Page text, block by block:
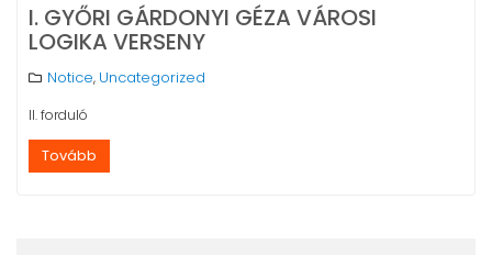
I. GYŐRI GÁRDONYI GÉZA VÁROSI
LOGIKA VERSENY
Notice, Uncategorized
II. forduló
Tovább